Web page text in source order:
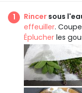
Rincer sous
effeuiller.
Éplucher les